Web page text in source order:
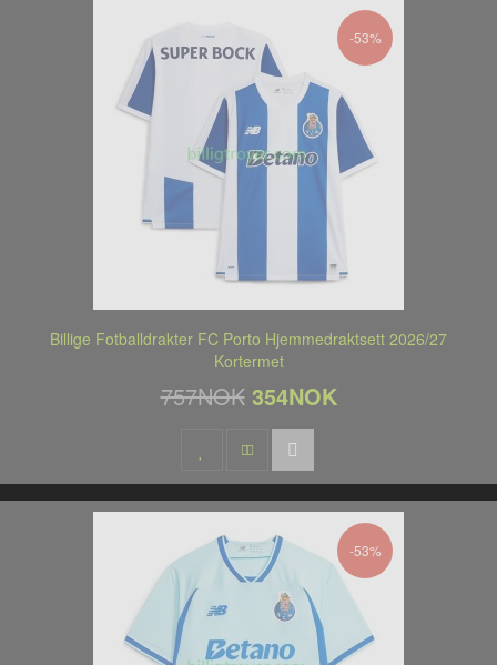
-53%
Billige Fotballdrakter FC Porto Hjemmedraktsett 2026/27
Kortermet
757NOK 354NOK
-53%